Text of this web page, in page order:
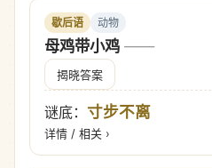
歇后语 动物
母鸡带小鸡 ——
揭晓答案
谜底： 寸步不离
详情 / 相关 ›